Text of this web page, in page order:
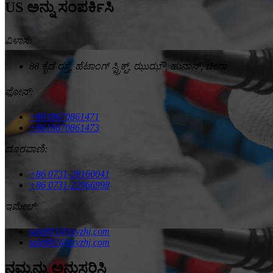
US ಅನ್ನು ಸಂಪರ್ಕಿಸಿ
ವಿಳಾಸ:
88 ಕೈಡೆ ರಸ್ತೆ, ಹೆಟಾಂಗ್ ಸ್ಟ್ರಿಕ್ಟ್, ಝುಝೌ, ಹುನಾನ್, ಚೀನಾ
ಫೋನ್:
+8618670861471
+8618670861473
ದೂರವಾಣಿ:
+86 0731-28160041
+86 0731-22966998
ಇಮೇಲ್:
sale801@zzyzhj.com
sale802@zzyzhj.com
ನಮ್ಮನ್ನು ಅನುಸರಿಸಿ